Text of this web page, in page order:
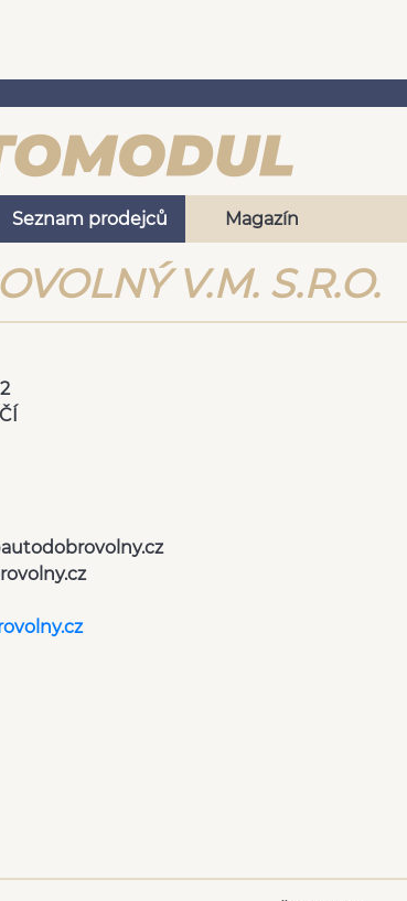
Seznam prodejců Magazín
V.M. S.R.O.